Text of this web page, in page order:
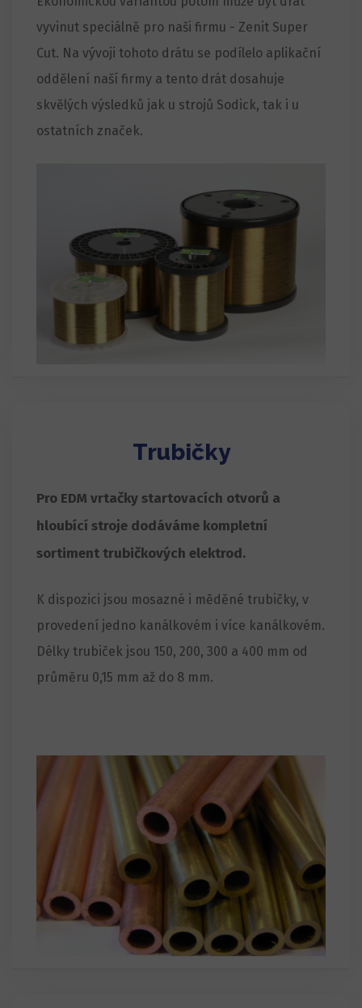
vyvinut speciálně pro naši firmu - Zenit Super
Cut. Na vývoji tohoto drátu se podílelo aplikační
oddělení naší firmy a tento drát dosahuje
skvělých výsledků jak u strojů Sodick, tak i u
ostatních značek.
Trubičky
Pro EDM vrtačky startovacích otvorů a
hloubící stroje dodáváme kompletní
sortiment trubičkových elektrod.
K dispozici jsou mosazné i měděné trubičky, v
provedení jedno kanálkovém i více kanálkovém.
Délky trubiček jsou 150, 200, 300 a 400 mm od
průměru 0,15 mm až do 8 mm.